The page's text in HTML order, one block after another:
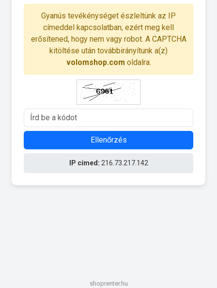
Gyanús tevékénységet észleltünk az IP
címeddel kapcsolatban, ezért meg kell
erősítened, hogy nem vagy robot. A CAPTCHA
kitöltése után továbbirányítunk a(z)
volomshop.com oldalra.
Ellenőrzés
IP címed: 216.73.217.142
shoprenter.hu